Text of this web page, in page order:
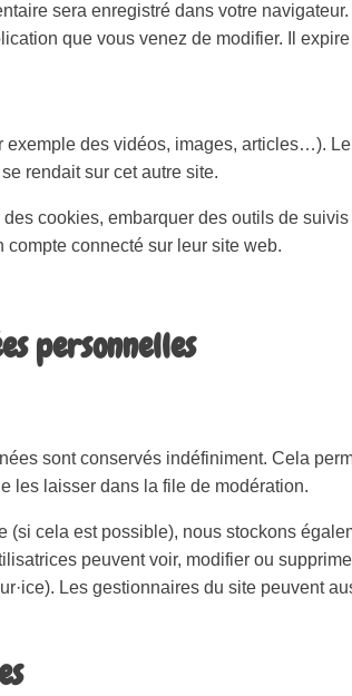
sera enregistré dans votre
que vous venez de modifier. Il expire
des vidéos, images, articles…).
rendait sur cet autre site.
cookies, embarquer des outils de
compte connecté sur leur site web.
personnelles
sont conservés indéfiniment. Cela
les laisser dans la file de modération.
(si cela est possible), nous stockons
peuvent voir, modifier ou
Les gestionnaires du site peuvent